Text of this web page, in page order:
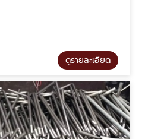
ดูรายละเอียด